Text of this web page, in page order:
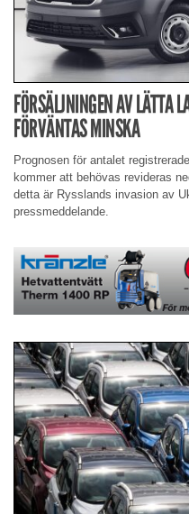
FÖRSÄLJNINGEN AV LÄTTA
FÖRVÄNTAS MINSKA
Prognosen för antalet
kommer att behövas revideras
detta är Rysslands invasion av
pressmeddelande.